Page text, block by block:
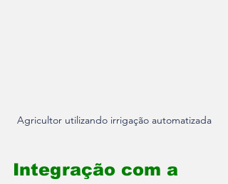
Agricultor utilizando irrigação automatizada
Integração com a